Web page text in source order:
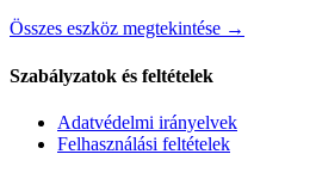
Összes eszköz megtekintése →
Szabályzatok és feltételek
Adatvédelmi irányelvek
Felhasználási feltételek